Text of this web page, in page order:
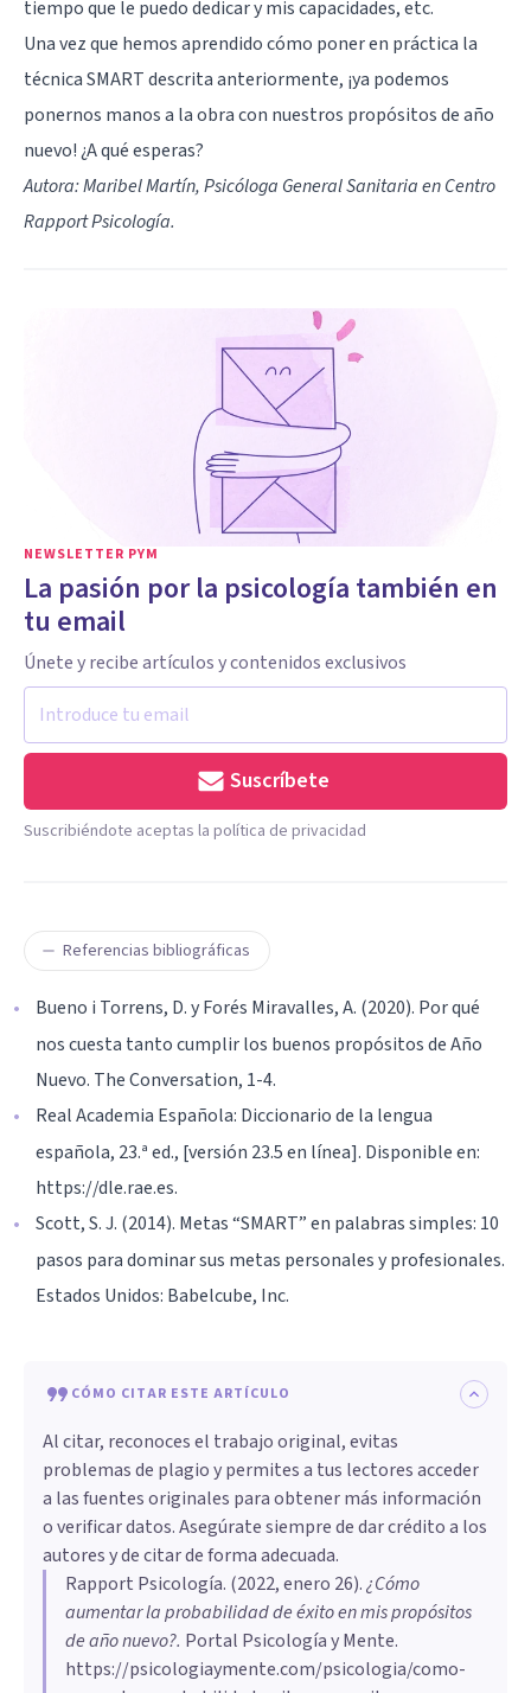
tiempo que le puedo dedicar y mis capacidades, etc.
Una vez que hemos aprendido cómo poner en práctica la
técnica SMART descrita anteriormente, ¡ya podemos
ponernos manos a la obra con nuestros propósitos de año
nuevo! ¿A qué esperas?
Autora: Maribel Martín, Psicóloga General Sanitaria en Centro
Rapport Psicología.
NEWSLETTER PYM
La pasión por la psicología también en
tu email
Únete y recibe artículos y contenidos exclusivos
Suscríbete
Suscribiéndote aceptas la política de privacidad
Referencias bibliográficas
Bueno i Torrens, D. y Forés Miravalles, A. (2020). Por qué
nos cuesta tanto cumplir los buenos propósitos de Año
Nuevo. The Conversation, 1-4.
Real Academia Española: Diccionario de la lengua
española, 23.ª ed., [versión 23.5 en línea]. Disponible en:
https://dle.rae.es.
Scott, S. J. (2014). Metas “SMART” en palabras simples: 10
pasos para dominar sus metas personales y profesionales.
Estados Unidos: Babelcube, Inc.
CÓMO CITAR ESTE ARTÍCULO
Al citar, reconoces el trabajo original, evitas
problemas de plagio y permites a tus lectores acceder
a las fuentes originales para obtener más información
o verificar datos. Asegúrate siempre de dar crédito a los
autores y de citar de forma adecuada.
Rapport Psicología. (2022, enero 26).¿Cómo
aumentar la probabilidad de éxito en mis propósitos
de año nuevo?. Portal Psicología y Mente.
https://psicologiaymente.com/psicologia/como-